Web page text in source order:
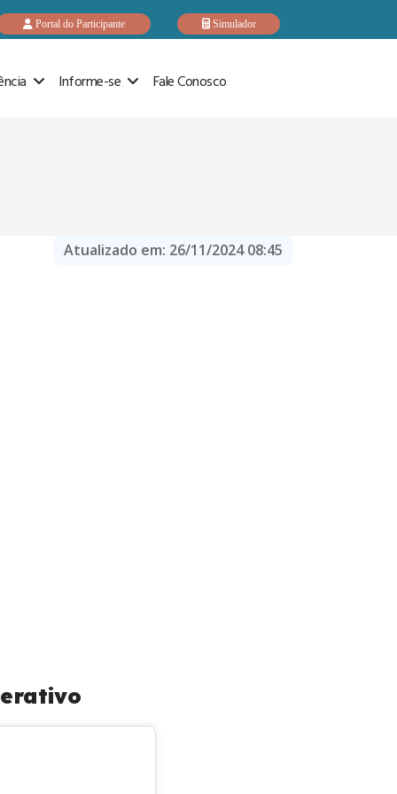
Portal do Participante Simulador
Informe-se Fale Conosco
Atualizado em: 26/11/2024 08:45